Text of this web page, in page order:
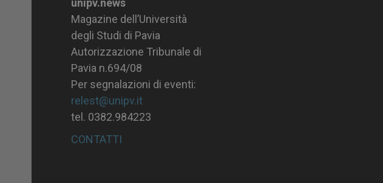
Magazine dell’Università
degli Studi di Pavia
Autorizzazione Tribunale di
Pavia n.694/08
Per segnalazioni di eventi:
relest@unipv.it
tel. 0382.984223
CONTATTI